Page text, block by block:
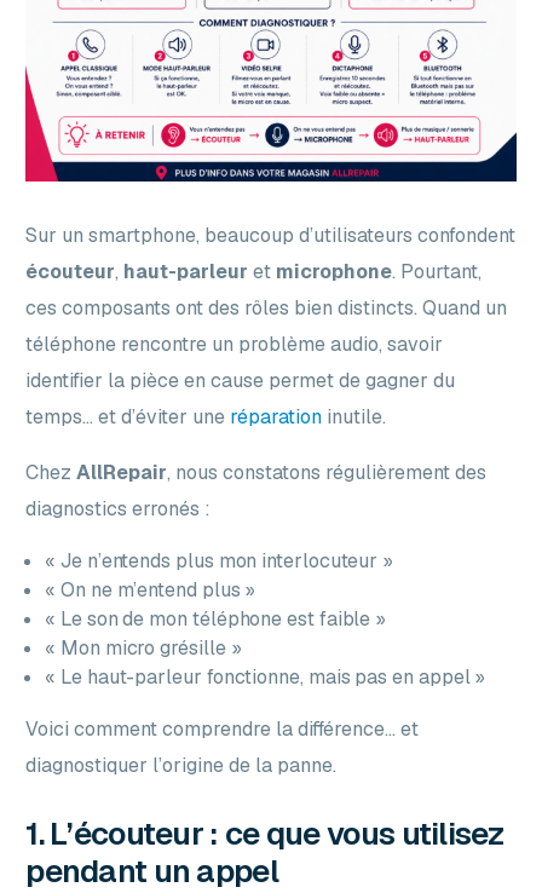
Sur un smartphone, beaucoup d’utilisateurs confondent
écouteur, haut-parleur et microphone. Pourtant,
ces composants ont des rôles bien distincts. Quand un
téléphone rencontre un problème audio, savoir
identifier la pièce en cause permet de gagner du
temps… et d’éviter une réparation inutile.
ChezAllRepair, nous constatons régulièrement des
diagnostics erronés :
« Je n’entends plus mon interlocuteur »
« On ne m’entend plus »
« Le son de mon téléphone est faible »
« Mon micro grésille »
« Le haut-parleur fonctionne, mais pas en appel »
Voici comment comprendre la différence… et
diagnostiquer l’origine de la panne.
1. L’écouteur : ce que vous utilisez
pendant un appel